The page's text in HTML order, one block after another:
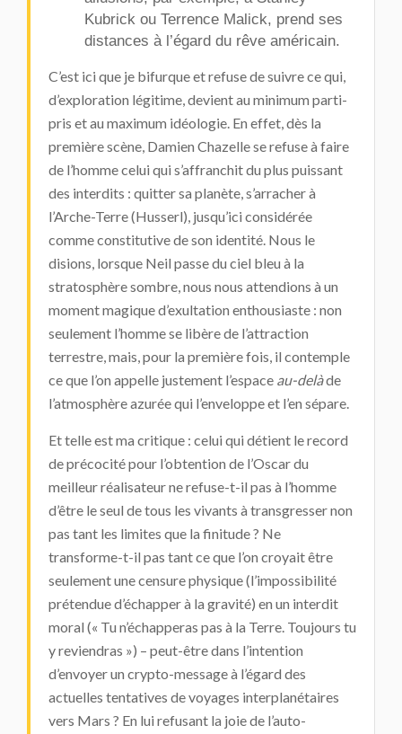
Kubrick ou Terrence Malick, prend ses
distances à l’égard du rêve américain.
C’est ici que je bifurque et refuse de suivre ce qui,
d’exploration légitime, devient au minimum parti-
pris et au maximum idéologie. En effet, dès la
première scène, Damien Chazelle se refuse à faire
de l’homme celui qui s’affranchit du plus puissant
des interdits : quitter sa planète, s’arracher à
l’Arche-Terre (Husserl), jusqu’ici considérée
comme constitutive de son identité. Nous le
disions, lorsque Neil passe du ciel bleu à la
stratosphère sombre, nous nous attendions à un
moment magique d’exultation enthousiaste : non
seulement l’homme se libère de l’attraction
terrestre, mais, pour la première fois, il contemple
ce que l’on appelle justement l’espace au-delàde
l’atmosphère azurée qui l’enveloppe et l’en sépare.
Et telle est ma critique : celui qui détient le record
de précocité pour l’obtention de l’Oscar du
meilleur réalisateur ne refuse-t-il pas à l’homme
d’être le seul de tous les vivants à transgresser non
pas tant les limites que la finitude ? Ne
transforme-t-il pas tant ce que l’on croyait être
seulement une censure physique (l’impossibilité
prétendue d’échapper à la gravité) en un interdit
moral (« Tu n’échapperas pas à la Terre. Toujours tu
y reviendras ») – peut-être dans l’intention
d’envoyer un crypto-message à l’égard des
actuelles tentatives de voyages interplanétaires
vers Mars ? En lui refusant la joie de l’auto-